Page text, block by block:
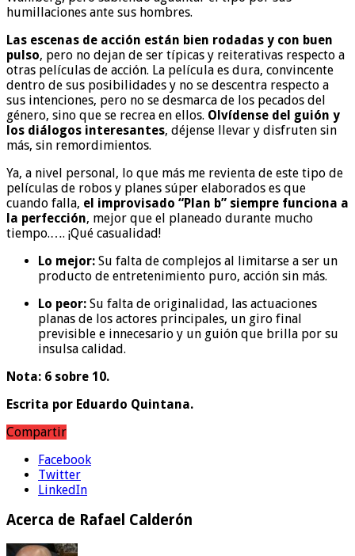
humillaciones ante sus hombres.
Las escenas de acción están bien rodadas y con buen
pulso, pero no dejan de ser típicas y reiterativas respecto a
otras películas de acción. La película es dura, convincente
dentro de sus posibilidades y no se descentra respecto a
sus intenciones, pero no se desmarca de los pecados del
género, sino que se recrea en ellos. Olvídense del guión y
los diálogos interesantes, déjense llevar y disfruten sin
más, sin remordimientos.
Ya, a nivel personal, lo que más me revienta de este tipo de
películas de robos y planes súper elaborados es que
cuando falla, el improvisado “Plan b” siempre funciona a
la perfección, mejor que el planeado durante mucho
tiempo.…. ¡Qué casualidad!
Lo mejor: Su falta de complejos al limitarse a ser un
producto de entretenimiento puro, acción sin más.
Lo peor: Su falta de originalidad, las actuaciones
planas de los actores principales, un giro final
previsible e innecesario y un guión que brilla por su
insulsa calidad.
Nota: 6 sobre 10.
Escrita por Eduardo Quintana.
Compartir
Facebook
Twitter
LinkedIn
Acerca de Rafael Calderón